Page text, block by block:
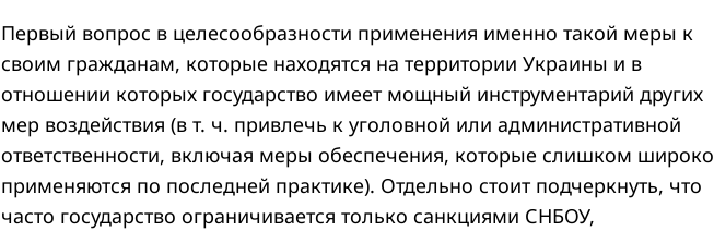
Первый вопрос в целесообразности применения именно такой меры к
своим гражданам, которые находятся на территории Украины и в
отношении которых государство имеет мощный инструментарий других
мер воздействия (в т. ч. привлечь к уголовной или административной
ответственности, включая меры обеспечения, которые слишком широко
применяются по последней практике). Отдельно стоит подчеркнуть, что
часто государство ограничивается только санкциями СНБОУ,